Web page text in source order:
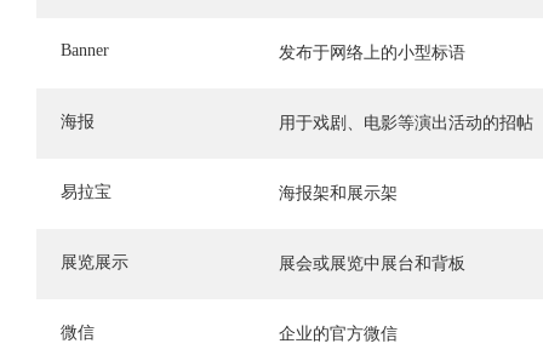
Banner 发布于网络上的小型标语
海报 用于戏剧、电影等演出活动的招帖
易拉宝 海报架和展示架
展览展示 展会或展览中展台和背板
微信 企业的官方微信